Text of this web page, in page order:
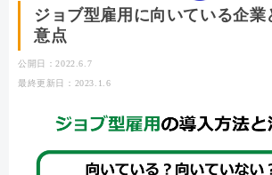
ジョブ型雇用に向いている企業
意点
公開日：2022.6.7
最終更新日：2023.1.6